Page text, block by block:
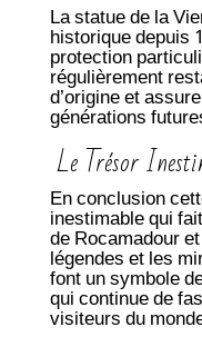
La statue de la
historique depuis
protection
régulièrement
d’origine et
générations
Le Trésor
En conclusion
inestimable qui
de Rocamadour
légendes et les
font un symbole
qui continue de
visiteurs du